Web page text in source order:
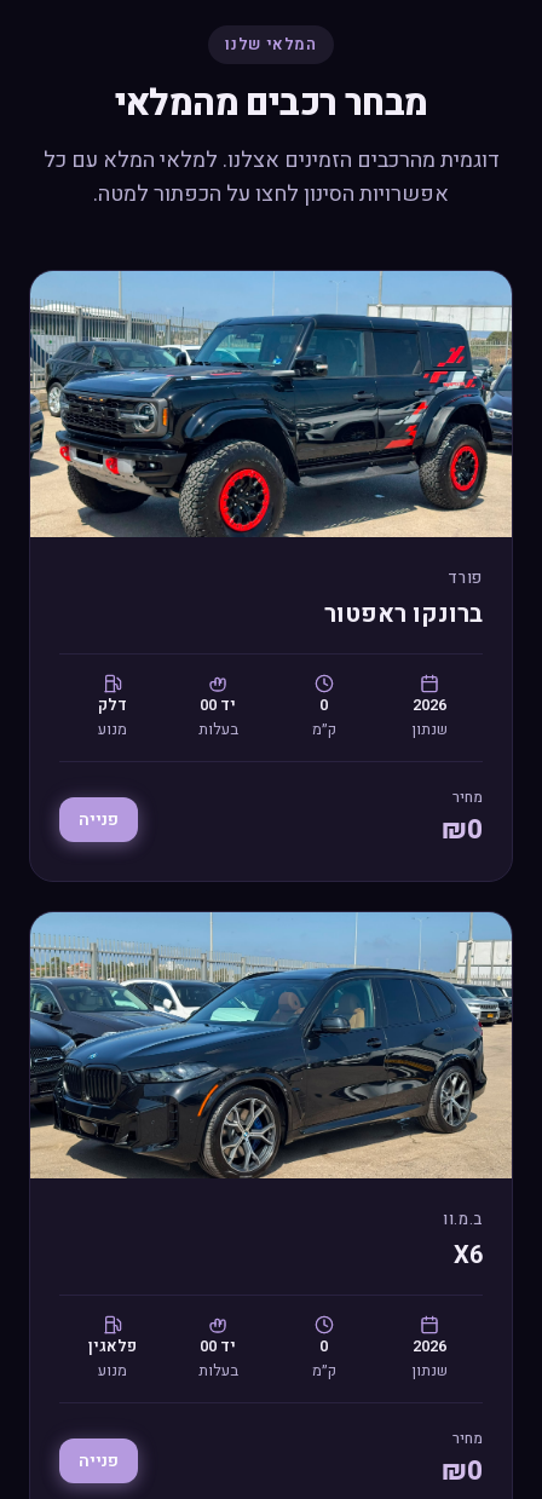
המלאי שלנו
מבחר רכבים מהמלאי
דוגמית מהרכבים הזמינים אצלנו. למלאי המלא עם כל
אפשרויות הסינון לחצו על הכפתור למטה.
פורד
ברונקו ראפטור
2026
שנתון
0
ק״מ
יד 00
בעלות
דלק
מנוע
מחיר
₪0 פנייה
ב.מ.וו
X6
2026
שנתון
0
ק״מ
יד 00
בעלות
פלאגין
מנוע
מחיר
₪0 פנייה